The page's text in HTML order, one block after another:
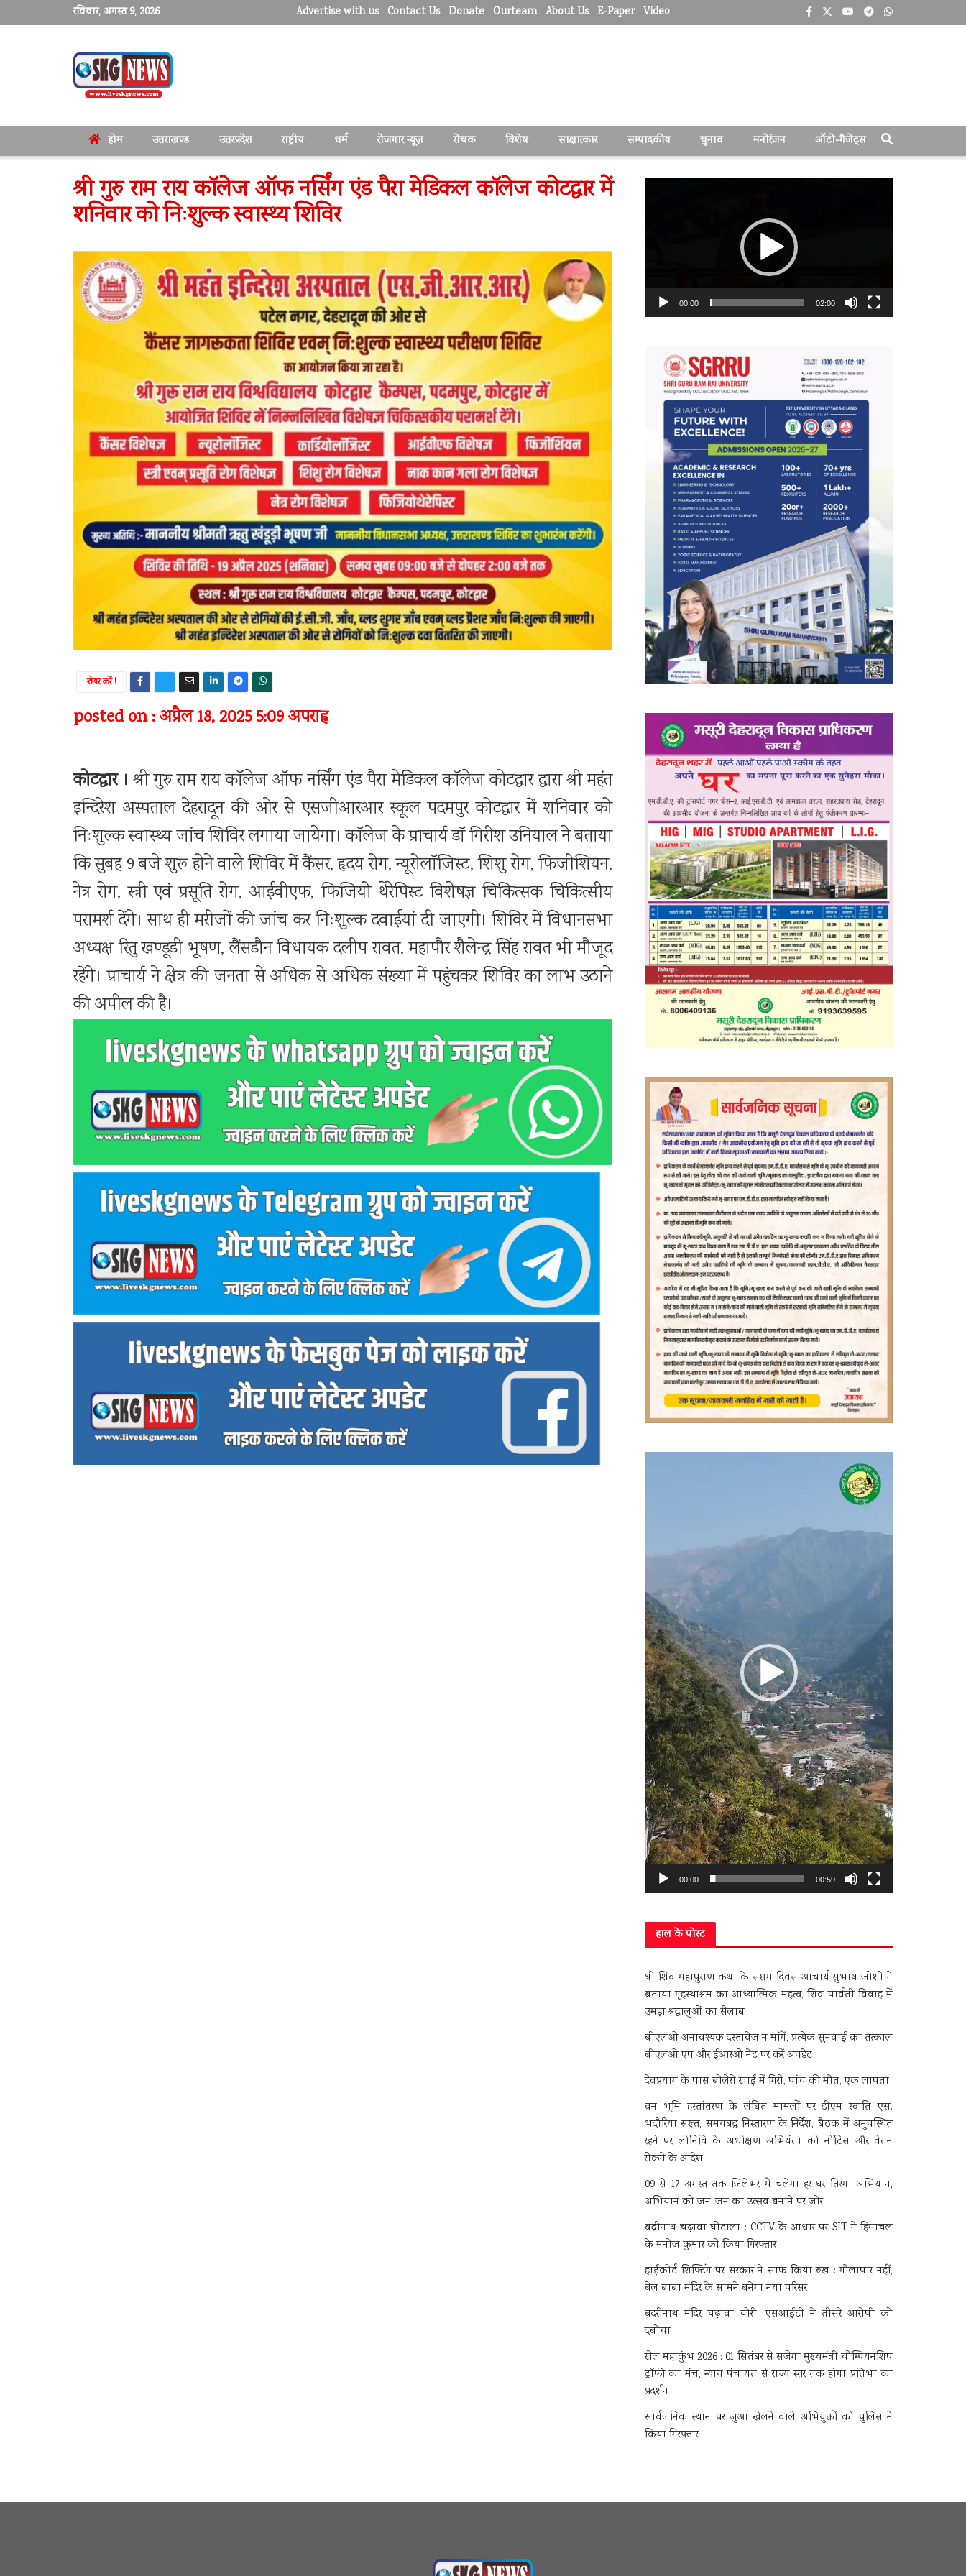
रविवार, अगस्त 9, 2026 Advertise with us Contact Us Donate Ourteam About Us E-Paper Video
होम उत्तराखण्ड उत्तरप्रदेश राष्ट्रीय धर्म रोजगार न्यूज़ रोचक विशेष साक्षात्कार सम्पादकीय चुनाव मनोरंजन ऑटो-गैजेट्स
श्री गुरु राम राय कॉलेज ऑफ नर्सिंग एंड पैरा मेडिकल कॉलेज कोटद्वार में
शनिवार को निःशुल्क स्वास्थ्य शिविर
शेयर करें !
posted on : अप्रैल 18, 2025 5:09 अपराह्न
कोटद्वार । श्री गुरु राम राय कॉलेज ऑफ नर्सिंग एंड पैरा मेडिकल कॉलेज कोटद्वार द्वारा श्री महंत
इन्दिरेश अस्पताल देहरादून की ओर से एसजीआरआर स्कूल पदमपुर कोटद्वार में शनिवार को
निःशुल्क स्वास्थ्य जांच शिविर लगाया जायेगा। कॉलेज के प्राचार्य डॉ गिरीश उनियाल ने बताया
कि सुबह 9 बजे शुरू होने वाले शिविर में कैंसर, हृदय रोग, न्यूरोलॉजिस्ट, शिशु रोग, फिजीशियन,
नेत्र रोग, स्त्री एवं प्रसूति रोग, आईवीएफ, फिजियो थेरेपिस्ट विशेषज्ञ चिकित्सक चिकित्सीय
परामर्श देंगे। साथ ही मरीजों की जांच कर निःशुल्क दवाईयां दी जाएगी। शिविर में विधानसभा
अध्यक्ष रितु खण्डूडी भूषण, लैंसडौन विधायक दलीप रावत, महापौर शैलेन्द्र सिंह रावत भी मौजूद
रहेंगे। प्राचार्य ने क्षेत्र की जनता से अधिक से अधिक संख्या में पहुंचकर शिविर का लाभ उठाने
की अपील की है।
00:00 02:00
00:00 00:59
हाल के पोस्ट
श्री शिव महापुराण कथा के सप्तम दिवस आचार्य सुभाष जोशी ने
बताया गृहस्थाश्रम का आध्यात्मिक महत्व, शिव-पार्वती विवाह में
उमड़ा श्रद्धालुओं का सैलाब
बीएलओ अनावश्यक दस्तावेज न मांगें, प्रत्येक सुनवाई का तत्काल
बीएलओ एप और ईआरओ नेट पर करें अपडेट
देवप्रयाग के पास बोलेरो खाई में गिरी, पांच की मौत, एक लापता
वन भूमि हस्तांतरण के लंबित मामलों पर डीएम स्वाति एस.
भदौरिया सख्त, समयबद्ध निस्तारण के निर्देश, बैठक में अनुपस्थित
रहने पर लोनिवि के अधीक्षण अभियंता को नोटिस और वेतन
रोकने के आदेश
09 से 17 अगस्त तक जिलेभर में चलेगा हर घर तिरंगा अभियान,
अभियान को जन-जन का उत्सव बनाने पर जोर
बद्रीनाथ चढ़ावा घोटाला : CCTV के आधार पर SIT ने हिमाचल
के मनोज कुमार को किया गिरफ्तार
हाईकोर्ट शिफ्टिंग पर सरकार ने साफ किया रुख : गौलापार नहीं,
बेल बाबा मंदिर के सामने बनेगा नया परिसर
बदरीनाथ मंदिर चढ़ावा चोरी, एसआईटी ने तीसरे आरोपी को
दबोचा
खेल महाकुंभ 2026 : 01 सितंबर से सजेगा मुख्यमंत्री चौम्पियनशिप
ट्रॉफी का मंच, न्याय पंचायत से राज्य स्तर तक होगा प्रतिभा का
प्रदर्शन
सार्वजनिक स्थान पर जुआ खेलने वाले अभियुक्तों को पुलिस ने
किया गिरफ्तार